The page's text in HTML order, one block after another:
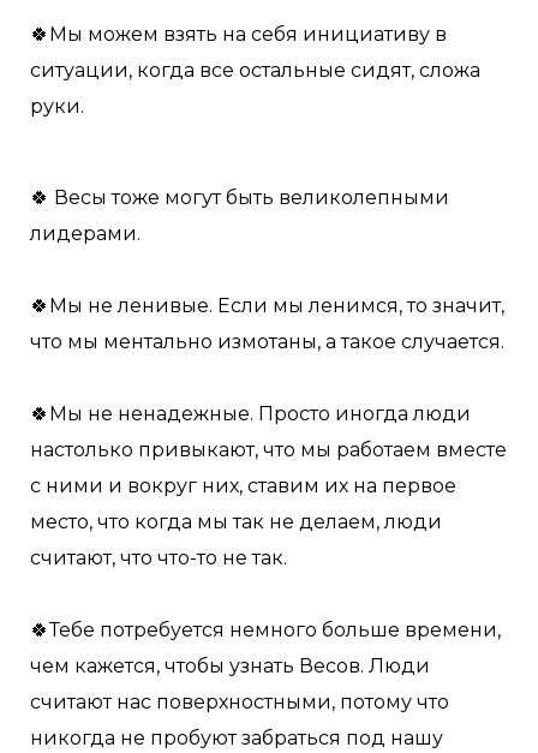
🍀Мы можем взять на себя инициативу в
ситуации, когда все остальные сидят, сложа
руки.
🍀 Весы тоже могут быть великолепными
лидерами.
🍀Мы не ленивые. Если мы ленимся, то значит,
что мы ментально измотаны, а такое случается.
🍀Мы не ненадежные. Просто иногда люди
настолько привыкают, что мы работаем вместе
с ними и вокруг них, ставим их на первое
место, что когда мы так не делаем, люди
считают, что что-то не так.
🍀Тебе потребуется немного больше времени,
чем кажется, чтобы узнать Весов. Люди
считают нас поверхностными, потому что
никогда не пробуют забраться под нашу